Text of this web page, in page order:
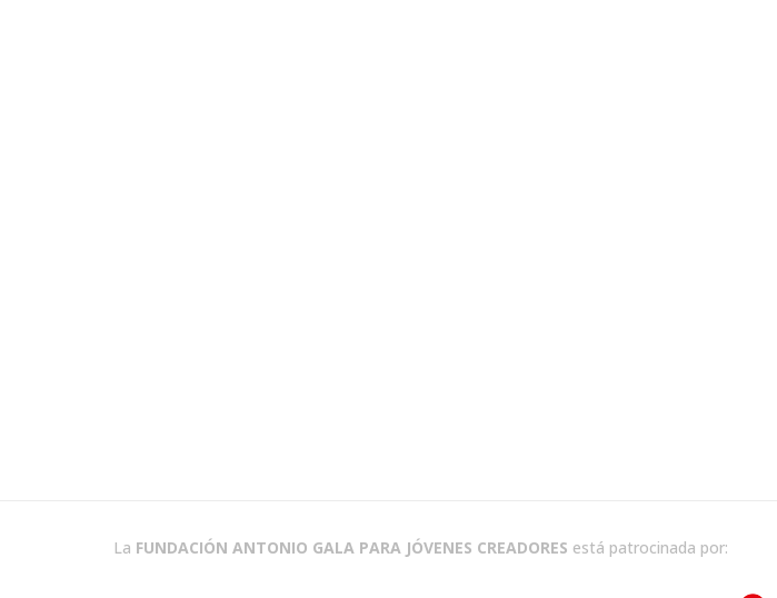
La FUNDACIÓN ANTONIO GALA PARA JÓVENES CREADORES está patrocinada por: